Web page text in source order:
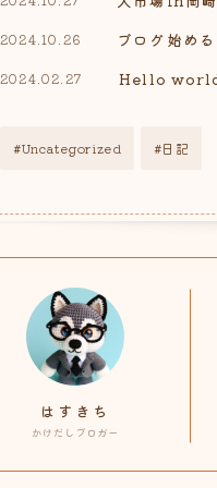
ブログ始める
2024.10.26
Hello
2024.02.27
Uncategorized 日記
はすきち
かけだしブロガー